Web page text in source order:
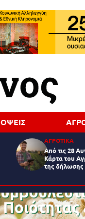
ΑΓΡΟΤΙΚΑ
Από τις 28
Κάρτα του
της